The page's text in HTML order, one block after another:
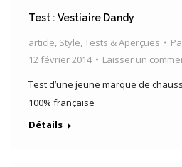
Test : Vestiaire Dandy
article, Style,Tests & Aperçues
12 février 2014
Laisser un
Test d’une jeune marque de
100% française
Détails